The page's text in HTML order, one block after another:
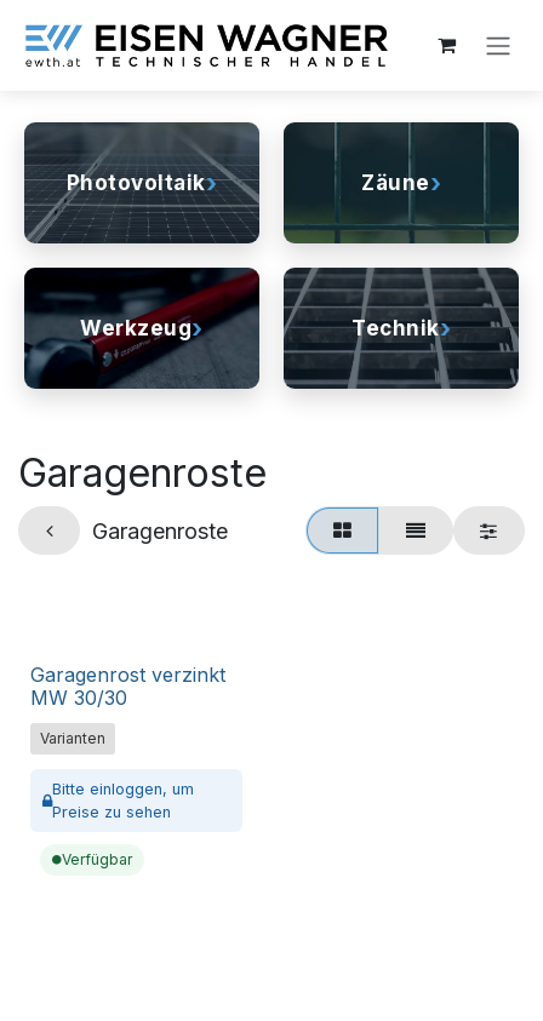
Photovoltaik› Zäune›
Werkzeug› Technik›
Garagenroste
Garagenroste
Garagenrost verzinkt
MW 30/30
Varianten
Bitte einloggen, um
Preise zu sehen
Verfügbar